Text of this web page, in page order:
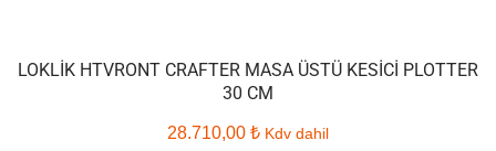
LOKLIK HTVRONT CRAFTER MASA ÜSTÜ KESICI PLOTTER
30 CM
28.710,00 ₺ Kdv dahil